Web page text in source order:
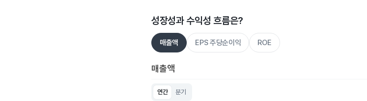
성장성과 수익성 흐름은?
매출액 EPS 주당순이익 ROE
매출액
연간 분기